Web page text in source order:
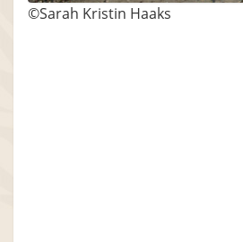
©Sarah Kristin Haaks